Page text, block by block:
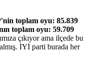
toplam oyu: 85.839
toplam oyu: 59.709
çıkıyor ama ilçede bu
İYİ parti burada her